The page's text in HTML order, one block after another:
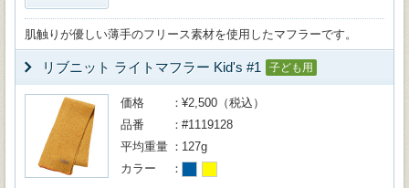
肌触りが優しい薄手のフリース素材を使用したマフラーです。
リブニット ライトマフラー Kid's #1 子ども用
価格
¥2,500（税込）
品番
#1119128
平均重量
127g
カラー